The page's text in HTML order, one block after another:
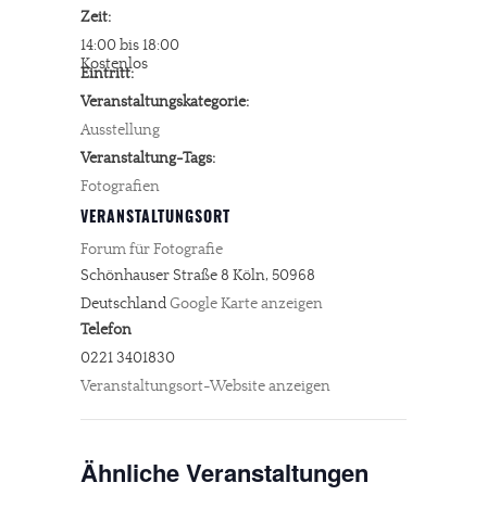
Zeit:
14:00 bis 18:00
Eintritt:
Kostenlos
Veranstaltungskategorie:
Ausstellung
Veranstaltung-Tags:
Fotografien
VERANSTALTUNGSORT
Forum für Fotografie
Schönhauser Straße 8 Köln, 50968
DeutschlandGoogle Karte anzeigen
Telefon
0221 3401830
Veranstaltungsort-Website anzeigen
Ähnliche Veranstaltungen